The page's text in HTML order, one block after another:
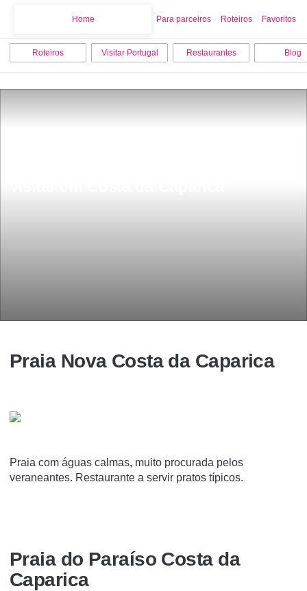
Home Para parceiros Roteiros Favoritos
Roteiros Visitar Portugal Restaurantes Blog
Praia Nova Costa da Caparica
Praia com águas calmas, muito procurada pelos
veraneantes. Restaurante a servir pratos típicos.
Praia do Paraíso Costa da
Caparica